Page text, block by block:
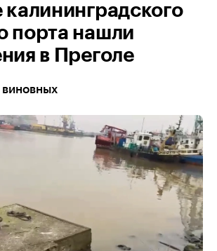
калининградского
порта нашли
в Преголе